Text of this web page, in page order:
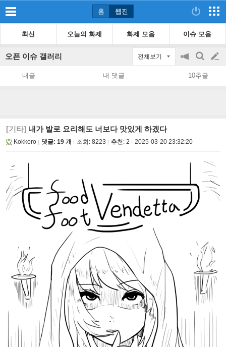
홈 웹진
최신 오늘의 화제 화제 모음 이슈 모음
오픈 이슈 갤러리 전체보기
공
지
on/off
검
색
글
쓰
내글 내 댓글 10추글
[기타] 내가 발로 요리해도 너보다 맛있게 하겠다
Kokkoro 댓글: 19 개 조회: 8223 추천: 2 2025-03-20 23:32:20